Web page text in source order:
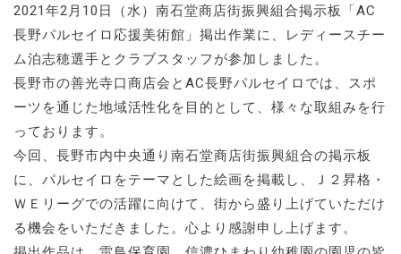
2021年2月10日（水）南石堂商店街振興組合掲示板「AC
長野パルセイロ応援美術館」掲出作業に、レディースチー
ム泊志穂選手とクラブスタッフが参加しました。
長野市の善光寺口商店会とAC長野パルセイロでは、スポ
ーツを通じた地域活性化を目的として、様々な取組みを行
っております。
今回、長野市内中央通り南石堂商店街振興組合の掲示板
に、パルセイロをテーマとした絵画を掲載し、Ｊ２昇格・
ＷＥリーグでの活躍に向けて、街から盛り上げていただけ
る機会をいただきました。心より感謝申し上げます。